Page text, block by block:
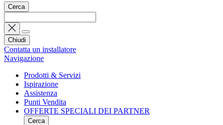
Cerca
Chiudi
Contatta un installatore
Navigazione
Prodotti & Servizi
Ispirazione
Assistenza
Punti Vendita
OFFERTE SPECIALI DEI PARTNER
Cerca